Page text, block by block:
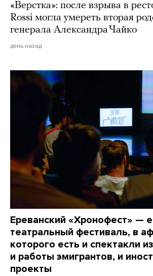
«Верстка»: после взрыва в
Rossi могла умереть вторая
генерала Александра Чайко
день назад
Ереванский «Хронофест» —
театральный фестиваль, в
которого есть и спектакли
и работы эмигрантов, и
проекты